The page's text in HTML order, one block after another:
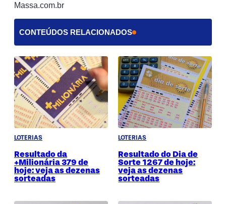
Massa.com.br
CONTEÚDOS RELACIONADOS
LOTERIAS
Resultado da
+Milionária 379 de
hoje: veja as dezenas
sorteadas
LOTERIAS
Resultado do Dia de
Sorte 1267 de hoje:
veja as dezenas
sorteadas